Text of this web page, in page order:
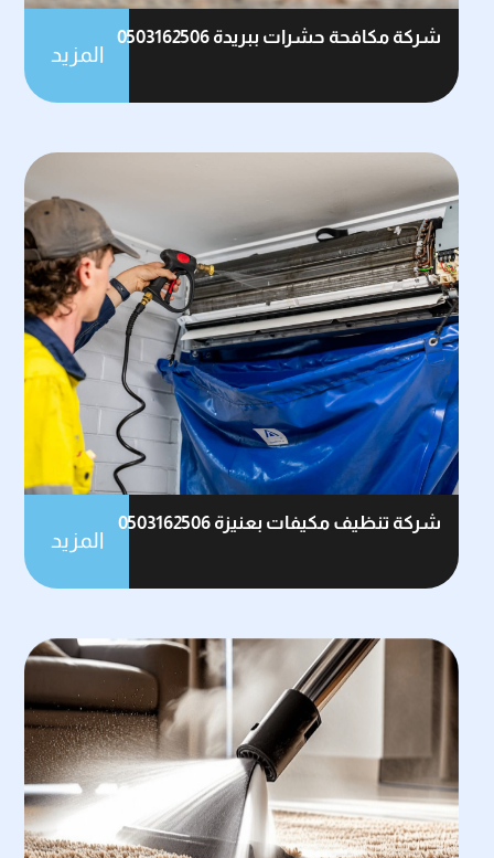
شركة مكافحة حشرات ببريدة 0503162506
المزيد
شركة تنظيف مكيفات بعنيزة 0503162506
المزيد